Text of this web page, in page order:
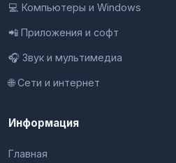
💻 Компьютеры и Windows
📲 Приложения и софт
🎧 Звук и мультимедиа
🌐 Сети и интернет
Информация
Главная